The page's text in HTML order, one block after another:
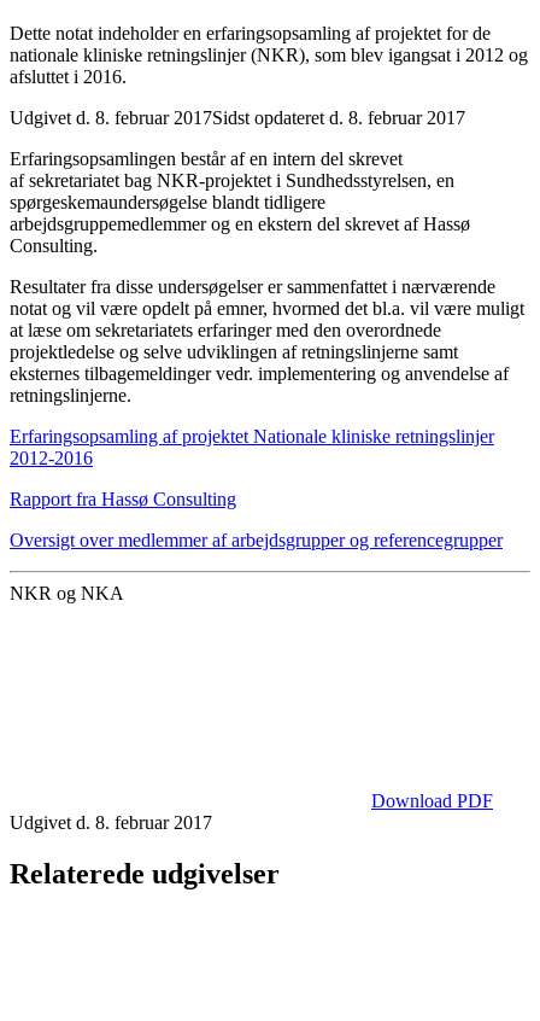
Dette notat indeholder en erfaringsopsamling af projektet for de
nationale kliniske retningslinjer (NKR), som blev igangsat i 2012 og
afsluttet i 2016.
Udgivet d. 8. februar 2017Sidst opdateret d. 8. februar 2017
Erfaringsopsamlingen består af en intern del skrevet
af sekretariatet bag NKR-projektet i Sundhedsstyrelsen, en
spørgeskemaundersøgelse blandt tidligere
arbejdsgruppemedlemmer og en ekstern del skrevet af Hassø
Consulting.
Resultater fra disse undersøgelser er sammenfattet i nærværende
notat og vil være opdelt på emner, hvormed det bl.a. vil være muligt
at læse om sekretariatets erfaringer med den overordnede
projektledelse og selve udviklingen af retningslinjerne samt
eksternes tilbagemeldinger vedr. implementering og anvendelse af
retningslinjerne.
Erfaringsopsamling af projektet Nationale kliniske retningslinjer
2012-2016
Rapport fra Hassø Consulting
Oversigt over medlemmer af arbejdsgrupper og referencegrupper
NKR og NKA
Download PDF
Udgivet d. 8. februar 2017
Relaterede udgivelser